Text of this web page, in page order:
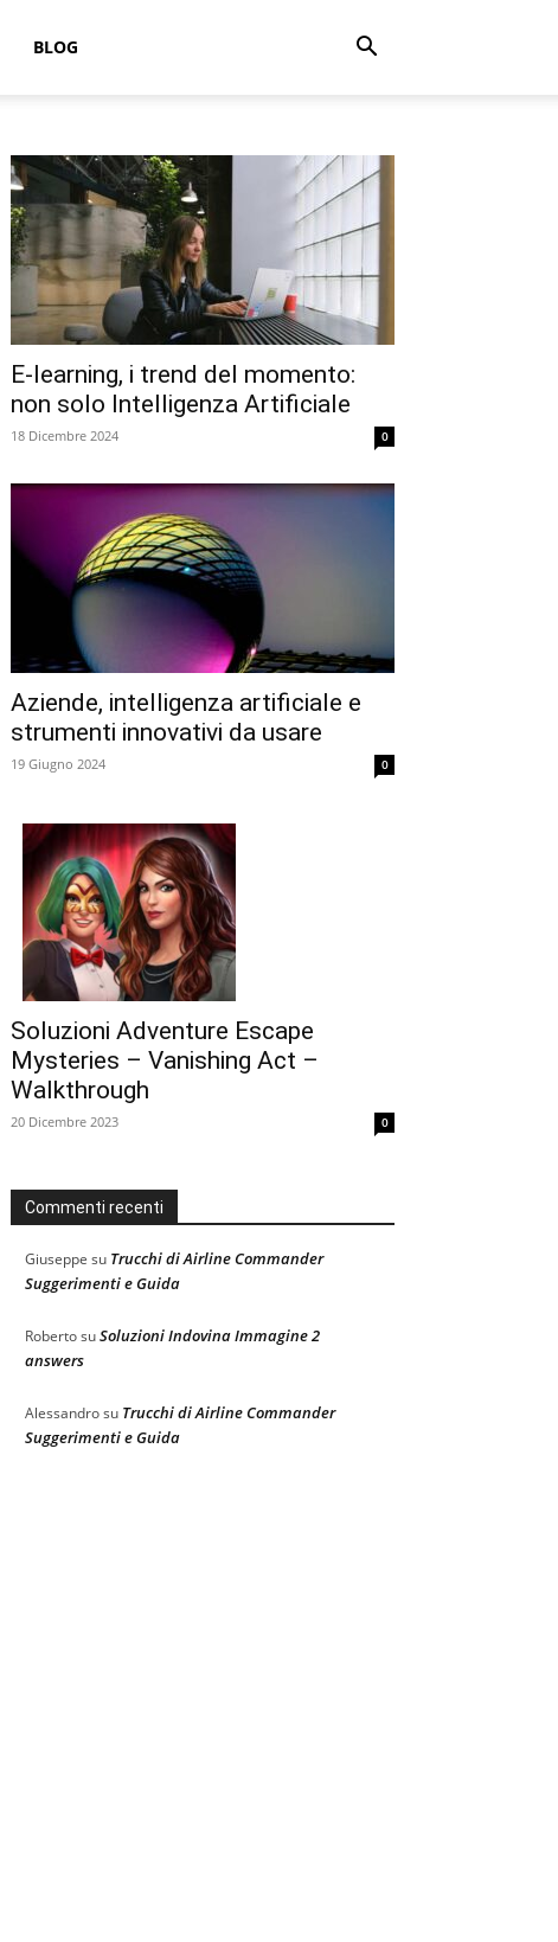
BLOG
E-learning, i trend del momento:
non solo Intelligenza Artificiale
18 Dicembre 2024 0
Aziende, intelligenza artificiale e
strumenti innovativi da usare
19 Giugno 2024 0
Soluzioni Adventure Escape
Mysteries – Vanishing Act –
Walkthrough
20 Dicembre 2023 0
Commenti recenti
Giuseppe su Trucchi di Airline Commander
Suggerimenti e Guida
RobertosuSoluzioni Indovina Immagine 2
answers
Alessandrosu Trucchi di Airline Commander
Suggerimenti e Guida